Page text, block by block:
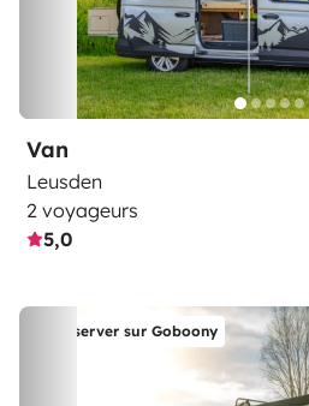
Van
Leusden
2 voyageurs
5,0
Réserver sur Goboony